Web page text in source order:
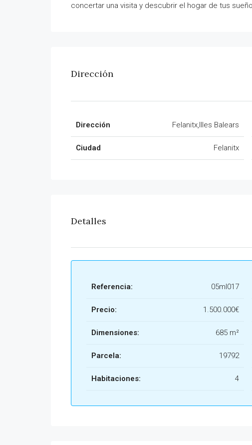
concertar una visita y descubrir el hogar de tus
Dirección
Dirección Felanitx,Illes Balears
Ciudad Felanitx
Detalles
Referencia: 05ml017
Precio: 1.500.000€
Dimensiones: 685 m²
Parcela: 19792
Habitaciones: 4